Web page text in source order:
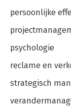
persoonlijke
psychologie
reclame en
strategisch